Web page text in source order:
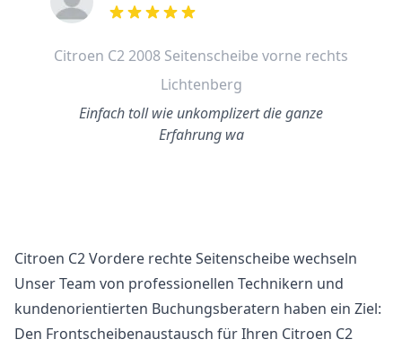
out of 5 stars
Citroen C2 2008 Seitenscheibe vorne rechts
Lichtenberg
Einfach toll wie unkomplizert die ganze
Erfahrung wa
Citroen C2 Vordere rechte Seitenscheibe wechseln
Unser Team von professionellen Technikern und
kundenorientierten Buchungsberatern haben ein Ziel:
Den Frontscheibenaustausch für Ihren Citroen C2